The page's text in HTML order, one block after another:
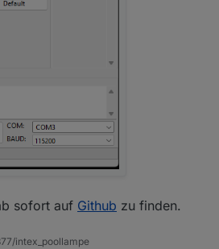
sofort auf Github zu finden.
intex_poollampe